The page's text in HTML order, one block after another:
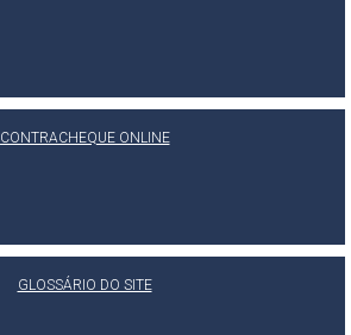
CONTRACHEQUE ONLINE
GLOSSÁRIO DO SITE